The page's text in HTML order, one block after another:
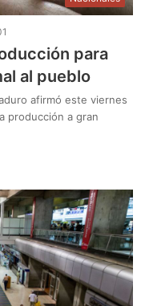
para
al pueblo
afirmó este viernes
producción a gran